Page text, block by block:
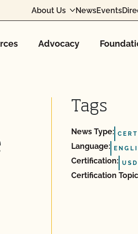
About Us NewsEvents
Advocacy
Tags
News Type:
Language:
Certification:
Certification